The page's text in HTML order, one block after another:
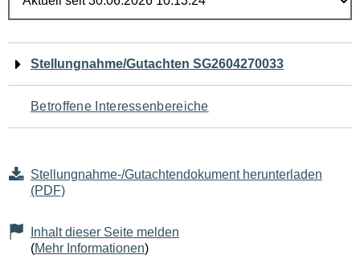
Navigation
für
den
Seiteninhalt
Stellungnahme/Gutachten SG2604270033
Betroffene Interessenbereiche
Stellungnahme-/Gutachtendokument herunterladen
(PDF)
Inhalt dieser Seite melden
(Mehr Informationen)